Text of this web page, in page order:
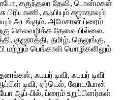
சகுந்தலா தேவி, பொன்மகள்
சுஃபியும் சுஜாதாவும்
அடங்கும். அமேசான் ப்ரைம்
செலவழிக்க தேவையில்லை.
குஜராத்தி, தமிழ், தெலுங்கு,
பெங்காலி மொழிகளிலும்
ஃபயர் டிவி, ஃபயர் டிவி
டிவி, ஏர்டெல், வோடபோன்
ஆப்-பில், ப்ரைம் உறுப்பினர்கள்